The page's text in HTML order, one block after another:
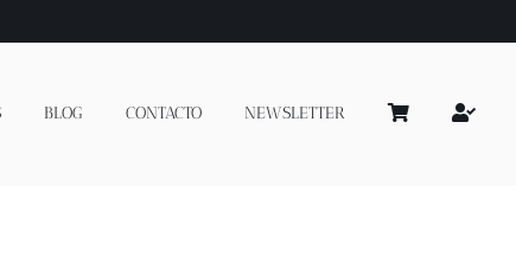
BLOG CONTACTO NEWSLETTER